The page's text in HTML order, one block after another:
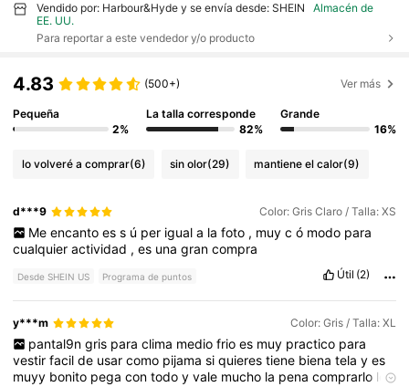
Vendido por: Harbour&Hyde y se envía desde: SHEIN
Almacén de
EE. UU.
Para reportar a este vendedor y/o producto
4.83 (500+) Ver más
Pequeña
2%
La talla corresponde
82%
Grande
16%
lo volveré a comprar(6) sin olor(29) mantiene el calor(9)
d***9 Color: Gris Claro / Talla: XS
Me encanto es s ú per igual a la foto , muy c ó modo para
cualquieractividad ,es unagrancompra
Desde SHEIN US Programa de puntos Útil (2)
y***m Color: Gris / Talla: XL
pantal9n gris para clima medio frio es muy practico para
vestirfacilde usarcomo pijamasiquierestiene bienatelayes
muyy bonito pegacontodoyvale mucho la penacomprarlo lo